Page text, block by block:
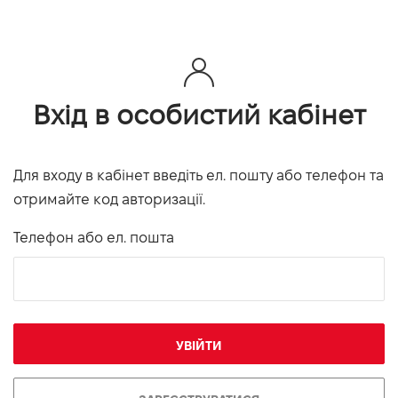
Вхід в особистий кабінет
Для входу в кабінет введіть ел. пошту або телефон та
отримайте код авторизації.
Телефон або ел. пошта
УВІЙТИ